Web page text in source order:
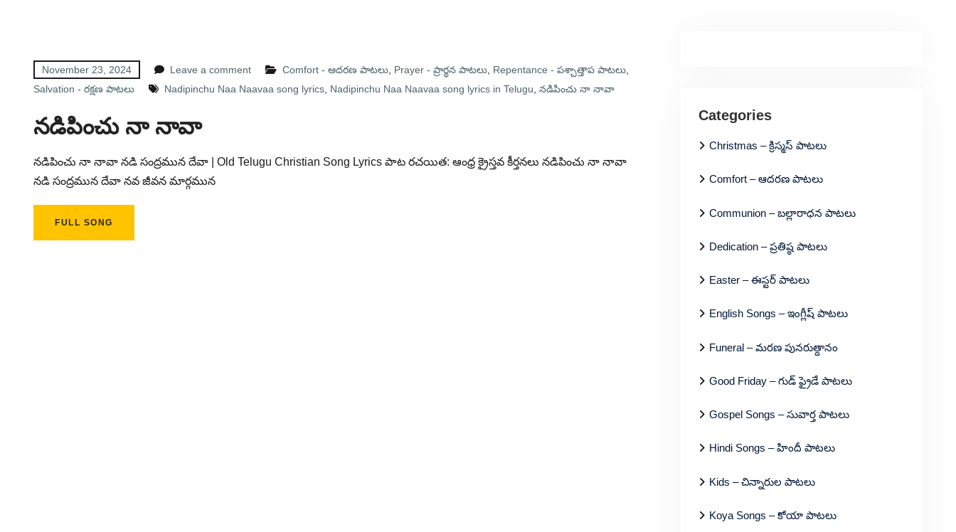
November 23, 2024 Leave a comment Comfort - ఆదరణ పాటలు Prayer - ప్రార్థన పాటలు Repentance - పశ్చాత్తాప పాటలు
Salvation - రక్షణ పాటలు
Nadipinchu Naa Naavaa song lyrics Nadipinchu Naa Naavaa song lyrics in Telugu నడిపించు నా నావా
నడిపించు నా నావా
నడిపించు నా నావా నడి సంద్రమున దేవా | Old Telugu Christian Song Lyrics పాట రచయిత: ఆంధ్ర క్రైస్తవ కీర్తనలు నడిపించు నా నావా
నడి సంద్రమున దేవా నవ జీవన మార్గమున
FULL SONG
Categories
Christmas – క్రిస్మస్ పాటలు
Comfort – ఆదరణ పాటలు
Communion – బల్లారాధన పాటలు
Dedication – ప్రతిష్ఠ పాటలు
Easter – ఈస్టర్ పాటలు
English Songs – ఇంగ్లీష్ పాటలు
Funeral – మరణ పునరుత్దానం
Good Friday – గుడ్ ఫ్రైడే పాటలు
Gospel Songs – సువార్త పాటలు
Hindi Songs – హిందీ పాటలు
Kids – చిన్నారుల పాటలు
Koya Songs – కోయా పాటలు